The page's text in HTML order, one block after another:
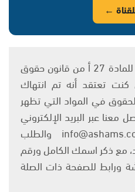
←
يتم الاستخدام المواد وفقًا للمادة 27 أ من قانون حقوق
2007، وإن كنت تعتقد أنه تم انتهاك
في المواد التي تظهر
عبر البريد الإلكتروني
على العنوان التالي: info@ashams.com والطلب
مع ذكر اسمك الكامل ورقم
ورابط للصفحة ذات الصلة